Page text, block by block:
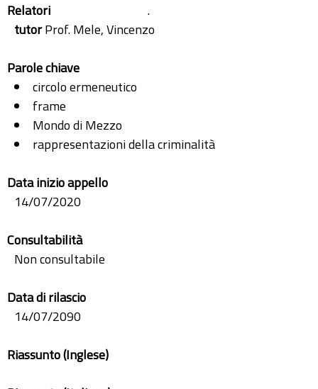
Relatori
.
tutorProf. Mele, Vincenzo
Parole chiave
circolo ermeneutico
frame
Mondo di Mezzo
rappresentazioni della criminalità
Data inizio appello
14/07/2020
Consultabilità
Non consultabile
Data di rilascio
14/07/2090
Riassunto (Inglese)